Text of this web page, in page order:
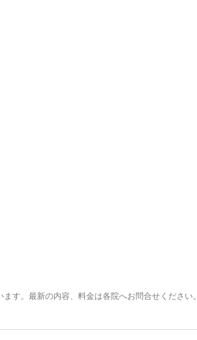
す。最新の内容、料金は各院へお問合せください。